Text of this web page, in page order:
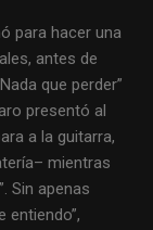
para hacer una
antes de
que perder”
presentó al
a la guitarra,
mientras
Sin apenas
entiendo”,